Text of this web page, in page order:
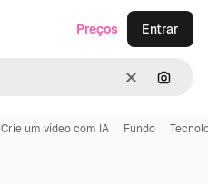
Limpar
Preços Entrar
Crie um vídeo com IA Fundo